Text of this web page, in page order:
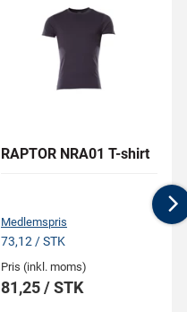
RAPTOR NRA01 T-shirt
Medlemspris
73,12 / STK
Pris (inkl. moms)
81,25 / STK